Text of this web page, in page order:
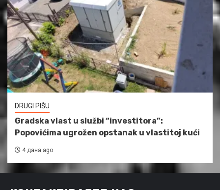
DRUGI PIŠU
Gradska vlast u službi “investitora”:
Popovićima ugrožen opstanak u vlastitoj kući
4 дана ago